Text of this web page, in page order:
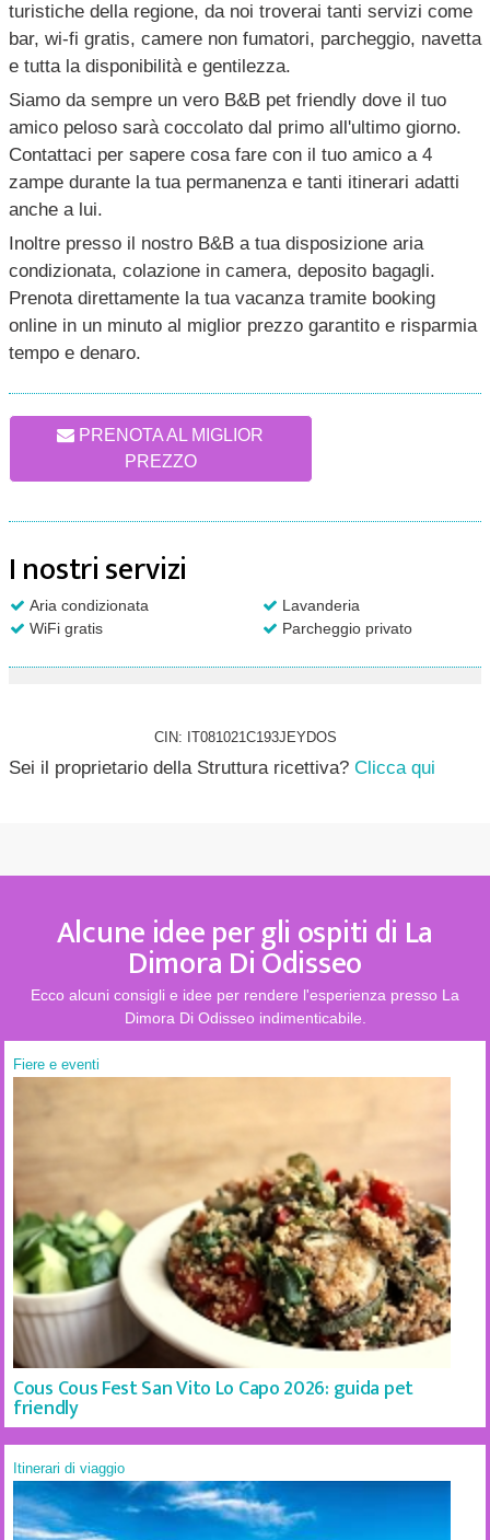
turistiche della regione, da noi troverai tanti servizi come
bar, wi-fi gratis, camere non fumatori, parcheggio, navetta
e tutta la disponibilità e gentilezza.
Siamo da sempre un vero B&B pet friendly dove il tuo
amico peloso sarà coccolato dal primo all'ultimo giorno.
Contattaci per sapere cosa fare con il tuo amico a 4
zampe durante la tua permanenza e tanti itinerari adatti
anche a lui.
Inoltre presso il nostro B&B a tua disposizione aria
condizionata, colazione in camera, deposito bagagli.
Prenota direttamente la tua vacanza tramite booking
online in un minuto al miglior prezzo garantito e risparmia
tempo e denaro.
PRENOTA AL MIGLIOR
PREZZO
I nostri servizi
Aria condizionata
Lavanderia
WiFi gratis
Parcheggio privato
CIN: IT081021C193JEYDOS
Sei il proprietario della Struttura ricettiva? Clicca qui
Alcune idee per gli ospiti di La
Dimora Di Odisseo
Ecco alcuni consigli e idee per rendere l'esperienza presso La
Dimora Di Odisseo indimenticabile.
Fiere e eventi
Cous Cous Fest San Vito Lo Capo 2026: guida pet
friendly
Itinerari di viaggio